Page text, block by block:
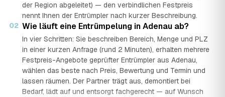
der Region abgeleitet) — den verbindlichen Festpreis
nennt Ihnen der Entrümpler nach kurzer Beschreibung.
02 Wie läuft eine Entrümpelung in Adenau ab?
In vier Schritten: Sie beschreiben Bereich, Menge und PLZ
in einer kurzen Anfrage (rund 2 Minuten), erhalten mehrere
Festpreis-Angebote geprüfter Entrümpler aus Adenau,
wählen das beste nach Preis, Bewertung und Termin und
lassen räumen. Der Partner trägt aus, demontiert bei
Bedarf, lädt auf und entsorgt fachgerecht — auf Wunsch